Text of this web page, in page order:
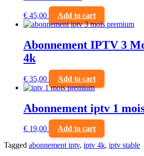
€ 45,00 Add to cart
Abonnement IPTV 3
4k
€ 35,00 Add to cart
Abonnement iptv 1
€ 19,00
Add to cart
Tagged abonnement iptv, iptv 4k, iptv stable